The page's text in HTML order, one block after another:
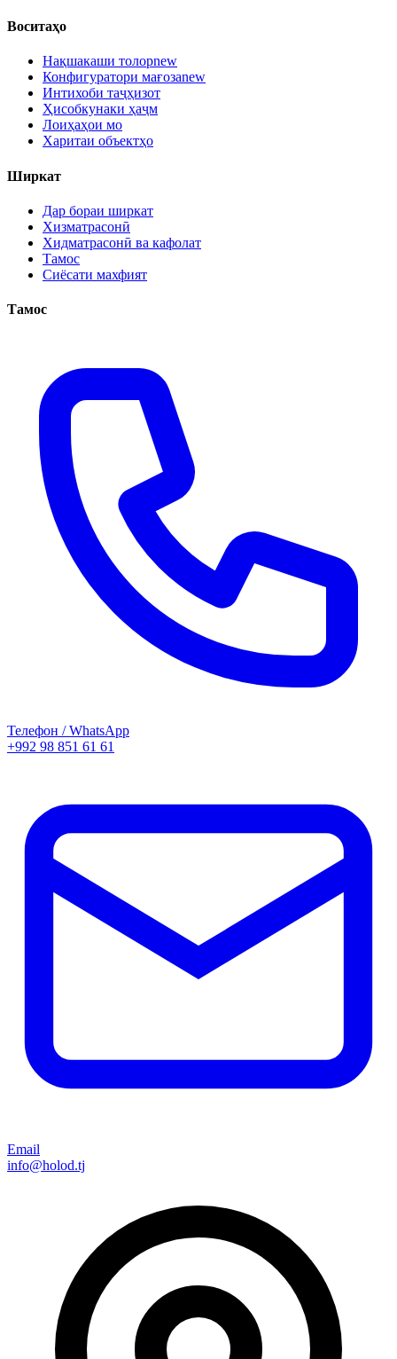
Воситаҳо
Нақшакаши толорnew
Конфигуратори мағозаnew
Интихоби таҷҳизот
Ҳисобкунаки ҳаҷм
Лоиҳаҳои мо
Харитаи объектҳо
Ширкат
Дар бораи ширкат
Хизматрасонӣ
Хидматрасонӣ ва кафолат
Тамос
Сиёсати махфият
Тамос
Телефон / WhatsApp
+992 98 851 61 61
Email
info@holod.tj